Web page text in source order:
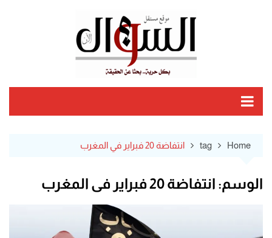
Home
tag انتفاضة 20 فبراير في المغرب
الوسم: انتفاضة 20 فبراير في المغرب